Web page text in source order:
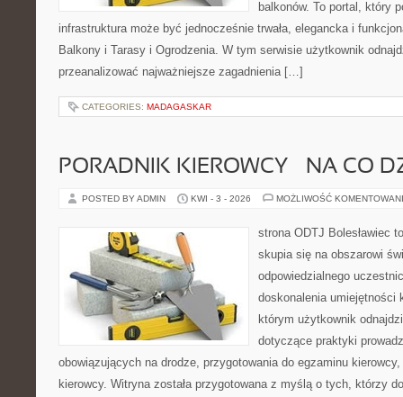
balkonów. To portal, który
infrastruktura może być jednocześnie trwała, elegancka i
Balkony i Tarasy i Ogrodzenia. W tym serwisie użytkownik
przeanalizować najważniejsze zagadnienia […]
CATEGORIES: MADAGASKAR
PORADNIK KIEROWCY – NA CO
POSTED BY ADMIN KWI - 3 - 2026 MOŻLIWOŚĆ
strona ODTJ Bolesławiec
skupia się na obszarowi
odpowiedzialnego
doskonalenia umiejętności
którym użytkownik
dotyczące praktyki
obowiązujących na drodze, przygotowania do egzaminu
kierowcy. Witryna została przygotowana z myślą o tych, którzy